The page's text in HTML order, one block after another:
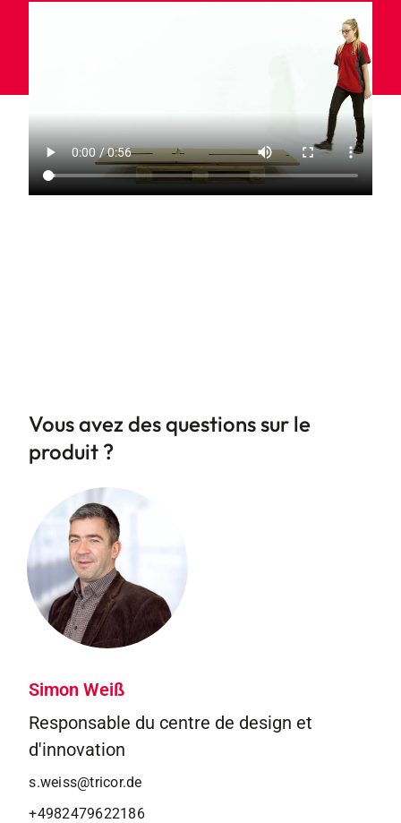
Vous avez des questions sur le
produit ?
Simon Weiß
Responsable du centre de design et
d'innovation
s.weiss@tricor.de
+4982479622186